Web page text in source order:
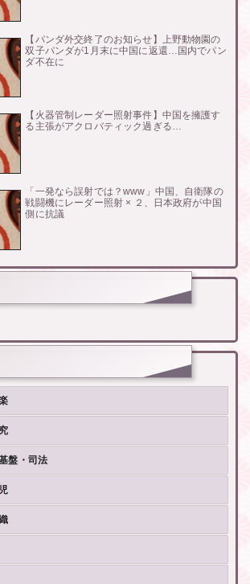
【パンダ外交終了のお知らせ】上野動物園の
双子パンダが1月末に中国に返還…国内でパン
ダ不在に
【火器管制レーダー照射事件】中国を擁護す
る主張がアクロバティック過ぎる…
「一発なら誤射では？www」中国、自衛隊の
戦闘機にレーダー照射 × ２、日本政府が中国
側に抗議
盤・司法